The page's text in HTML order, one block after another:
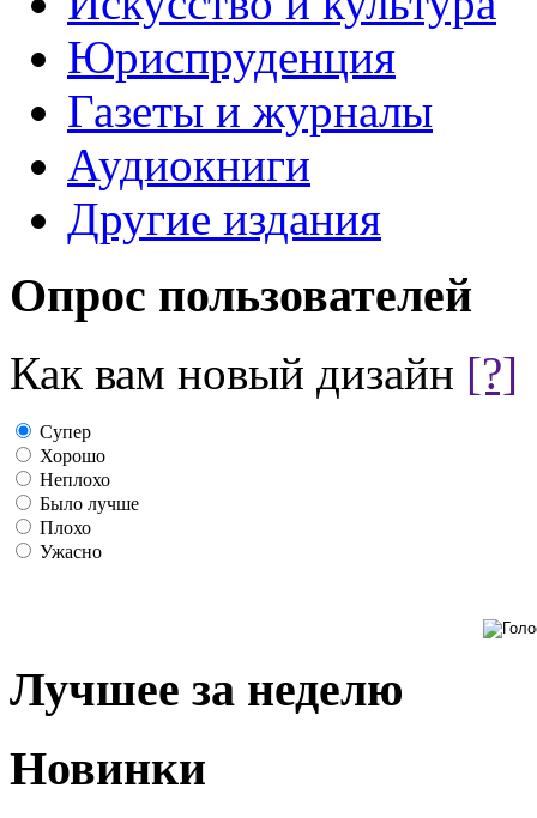
Юриспруденция
Газеты и журналы
Аудиокниги
Другие издания
Опрос пользователей
Как вам новый дизайн [?]
Супер
Хорошо
Неплохо
Было лучше
Плохо
Ужасно
Лучшее за неделю
Новинки